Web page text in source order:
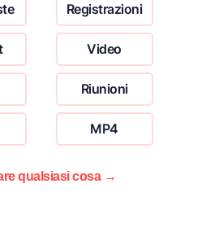
Registrazioni
Video
Riunioni
MP4
qualsiasi cosa →